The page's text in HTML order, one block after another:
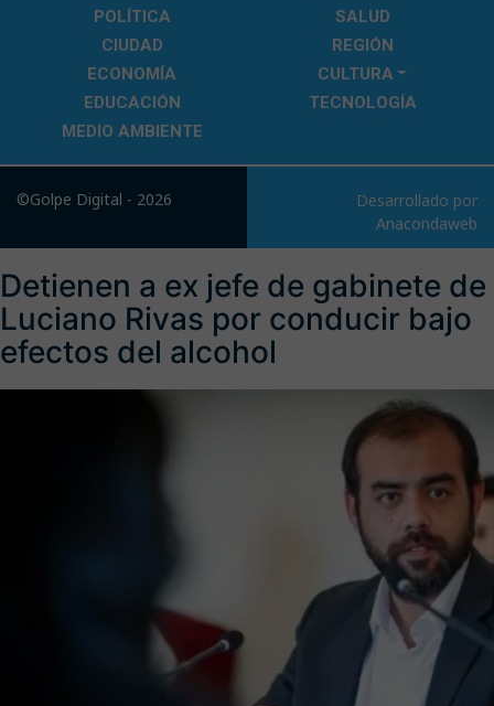
POLÍTICA
SALUD
CIUDAD
REGIÓN
ECONOMÍA
CULTURA
EDUCACIÓN
TECNOLOGÍA
MEDIO AMBIENTE
©Golpe Digital - 2026
Desarrollado por
Anacondaweb
Detienen a ex jefe de gabinete de
Luciano Rivas por conducir bajo
efectos del alcohol